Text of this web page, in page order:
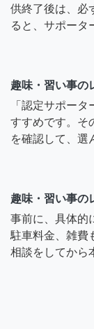
供終了後は、必
ると、サポータ
趣味・習い事の
「認定サポー
すすめです。そ
を確認して、選
趣味・習い事の
事前に、具体的
駐車料金、雑費
相談をしてから